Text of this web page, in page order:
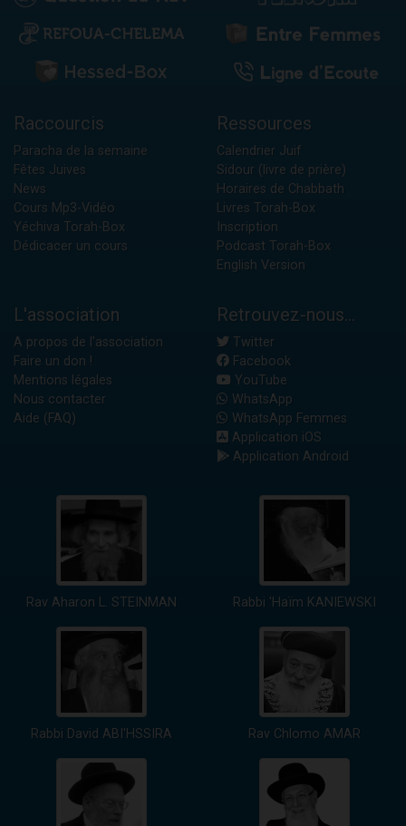
Raccourcis
Paracha de la semaine
Fêtes Juives
News
Cours Mp3-Vidéo
Yéchiva Torah-Box
Dédicacer un cours
Ressources
Calendrier Juif
Sidour (livre de prière)
Horaires de Chabbath
Livres Torah-Box
Inscription
Podcast Torah-Box
English Version
L'association
A propos de l'association
Faire un don !
Mentions légales
Nous contacter
Aide (FAQ)
Retrouvez-nous...
Twitter
Facebook
YouTube
WhatsApp
WhatsApp Femmes
Application iOS
Application Android
Rav Aharon L. STEINMAN Rabbi 'Haïm KANIEWSKI
Rabbi David ABI'HSSIRA Rav Chlomo AMAR